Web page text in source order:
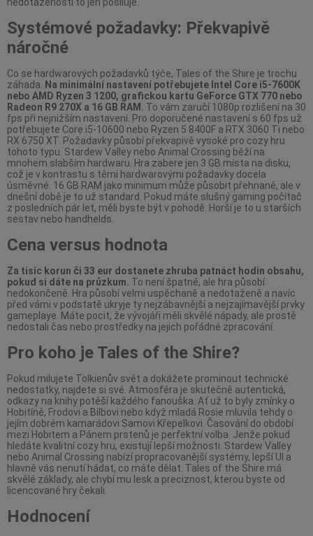
Systémové požadavky: Překvapivě
náročné
Co se hardwarových požadavků týče, Tales of the Shire je trochu
záhada.
Na minimální nastavení potřebujete Intel Core i5-7600K
nebo AMD Ryzen 3 1200, grafickou kartu GeForce GTX 770 nebo
Radeon R9 270X a 16 GB RAM. To vám zaručí 1080p rozlišení na 30
fps při nejnižším nastavení. Pro doporučené nastavení s 60 fps už
potřebujete Core i5-10600 nebo Ryzen 5 8400F a RTX 3060 Ti nebo
RX 6750 XT. Požadavky působí překvapivě vysoké pro cozy hru
tohoto typu. Stardew Valley nebo Animal Crossing běží na
mnohem slabším hardwaru. Hra zabere jen 3 GB místa na disku,
což je v kontrastu s těmi hardwarovými požadavky docela
úsměvné. 16 GB RAM jako minimum může působit přehnaně, ale v
dnešní době je to už standard. Pokud máte slušný gaming počítač
z posledních pár let, měli byste být v pohodě. Horší je to u starších
sestav nebo handhelds.
Cena versus hodnota
Za tisíc korun či 33 eur dostanete zhruba patnáct hodin obsahu,
pokud si dáte na průzkum. To není špatné, ale hra působí
nedokončeně. Hra působí velmi uspěchaně a nedotaženě a navíc
před vámi v podstatě ukryje ty nejzábavnější a nejzajímavější prvky
gameplaye. Máte pocit, že vývojáři měli skvělé nápady, ale prostě
nedostali čas nebo prostředky na jejich pořádné zpracování.
Pro koho je Tales of the Shire?
Pokud milujete Tolkienův svět a dokážete prominout technické
nedostatky, najdete si své. Atmosféra je skutečně autentická,
odkazy na knihy potěší každého fanouška. Ať už to byly zmínky o
Hobitíně, Frodovi a Bilbovi nebo když mladá Rosie mluvila tehdy o
jejím dobrém kamarádovi Samovi Křepelkovi. Časování do období
mezi Hobitem a Pánem prstenů je perfektní volba. Jenže pokud
hledáte kvalitní cozy hru, existují lepší možnosti. Stardew Valley
nebo Animal Crossing nabízí propracovanější systémy, lepší UI a
hlavně vás nenutí hádat, co máte dělat. Tales of the Shire má
skvělé základy, ale chybí mu lesk a preciznost, kterou byste od
licencované hry čekali.
Hodnocení